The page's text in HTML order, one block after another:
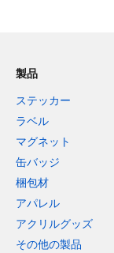
製品
ステッカー
ラベル
マグネット
缶バッジ
梱包材
アパレル
アクリルグッズ
その他の製品